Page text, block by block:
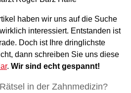
haben wir uns auf die Suche
interessiert. Entstanden ist
Doch ist Ihre dringlichste
dann schreiben Sie uns diese
. Wir sind echt gespannt!
in der Zahnmedizin?